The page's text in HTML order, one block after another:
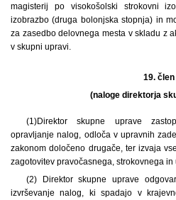
magisterij po visokošolski strokovni
izobrazbo (druga bolonjska stopnja) in
za zasedbo delovnega mesta v skladu z
v skupni upravi.
19. člen
(naloge direktorja
(1)Direktor skupne uprave
opravljanje nalog, odloča v upravnih
zakonom določeno drugače, ter izvaja
zagotovitev pravočasnega, strokovnega
(2) Direktor skupne uprave
izvrševanje nalog, ki spadajo v